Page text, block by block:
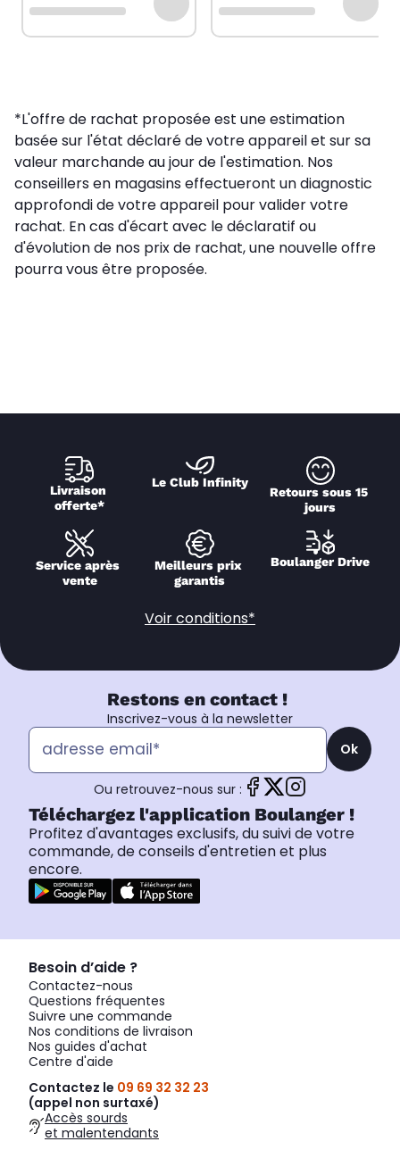
*L'offre de rachat proposée est une estimation
basée sur l'état déclaré de votre appareil et sur sa
valeur marchande au jour de l'estimation. Nos
conseillers en magasins effectueront un diagnostic
approfondi de votre appareil pour valider votre
rachat. En cas d'écart avec le déclaratif ou
d'évolution de nos prix de rachat, une nouvelle offre
pourra vous être proposée.
Livraison
offerte*
Le Club Infinity
Retours sous 15
jours
Service après
vente
Meilleurs prix
garantis
Boulanger Drive
Voir conditions*
Restons en contact !
Inscrivez-vous à la newsletter
Ok
Ou retrouvez-nous sur :
Téléchargez l'application Boulanger !
Profitez d'avantages exclusifs, du suivi de votre
commande, de conseils d'entretien et plus
encore.
Besoin d’aide ?
Contactez-nous
Questions fréquentes
Suivre une commande
Nos conditions de livraison
Nos guides d'achat
Centre d'aide
Contactez le 09 69 32 32 23
(appel non surtaxé)
Accès sourds
et malentendants